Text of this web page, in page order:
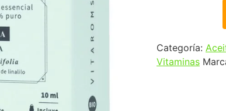
Categoría:
Vitaminas